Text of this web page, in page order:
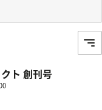
ト 創刊号